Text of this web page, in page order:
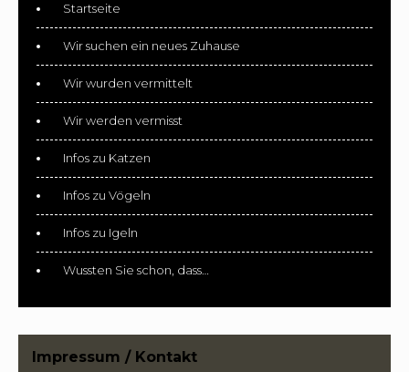
Startseite
Wir suchen ein neues Zuhause
Wir wurden vermittelt
Wir werden vermisst
Infos zu Katzen
Infos zu Vögeln
Infos zu Igeln
Wussten Sie schon, dass…
Impressum / Kontakt